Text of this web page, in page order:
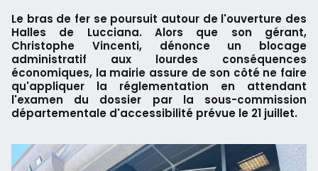
Le bras de fer se poursuit autour de l'ouverture des
Halles de Lucciana. Alors que son gérant,
Christophe Vincenti, dénonce un blocage
administratif aux lourdes conséquences
économiques, la mairie assure de son côté ne faire
qu'appliquer la réglementation en attendant
l'examen du dossier par la sous-commission
départementale d'accessibilité prévue le 21 juillet.